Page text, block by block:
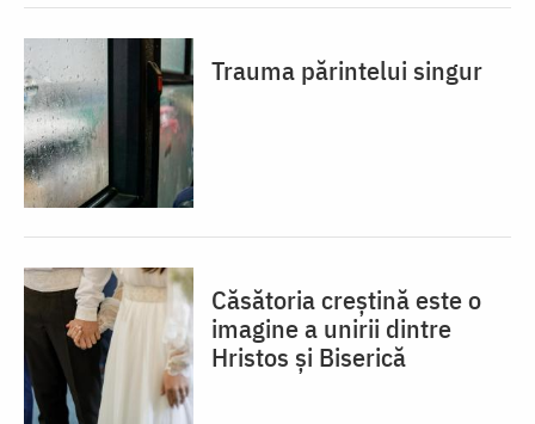
Trauma părintelui singur
Căsătoria creștină este o
imagine a unirii dintre
Hristos și Biserică